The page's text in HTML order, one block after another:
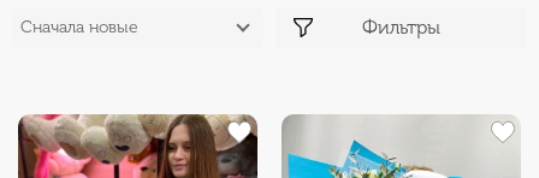
Сначала новые Фильтры